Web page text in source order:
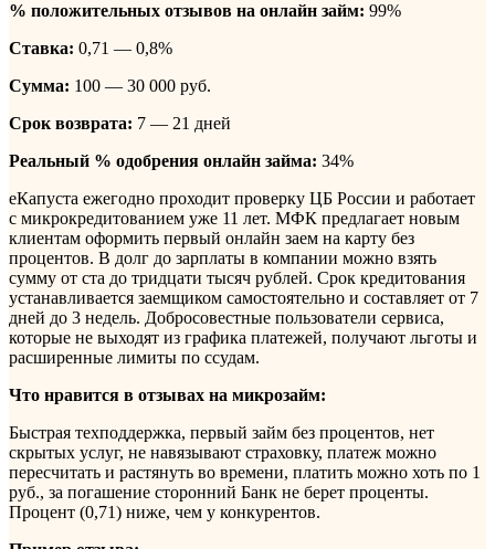
% положительных отзывов на онлайн займ: 99%
Ставка: 0,71 — 0,8%
Сумма: 100 — 30 000 руб.
Срок возврата: 7 — 21 дней
Реальный % одобрения онлайн займа: 34%
еКапуста ежегодно проходит проверку ЦБ России и работает
с микрокредитованием уже 11 лет. МФК предлагает новым
клиентам оформить первый онлайн заем на карту без
процентов. В долг до зарплаты в компании можно взять
сумму от ста до тридцати тысяч рублей. Срок кредитования
устанавливается заемщиком самостоятельно и составляет от 7
дней до 3 недель. Добросовестные пользователи сервиса,
которые не выходят из графика платежей, получают льготы и
расширенные лимиты по ссудам.
Что нравится в отзывах на микрозайм:
Быстрая техподдержка, первый займ без процентов, нет
скрытых услуг, не навязывают страховку, платеж можно
пересчитать и растянуть во времени, платить можно хоть по 1
руб., за погашение сторонний Банк не берет проценты.
Процент (0,71) ниже, чем у конкурентов.